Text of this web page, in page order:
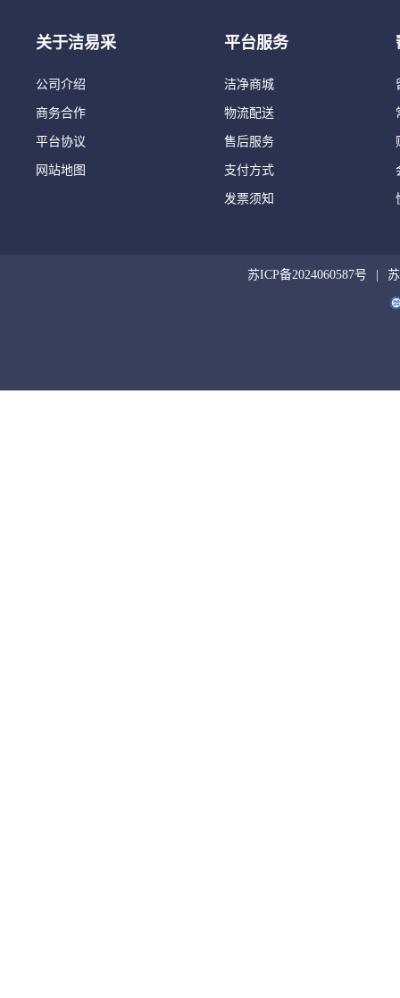
关于洁易采
公司介绍
商务合作
平台协议
网站地图
平台服务
洁净商城
物流配送
售后服务
支付方式
发票须知
苏ICP备2024060587号